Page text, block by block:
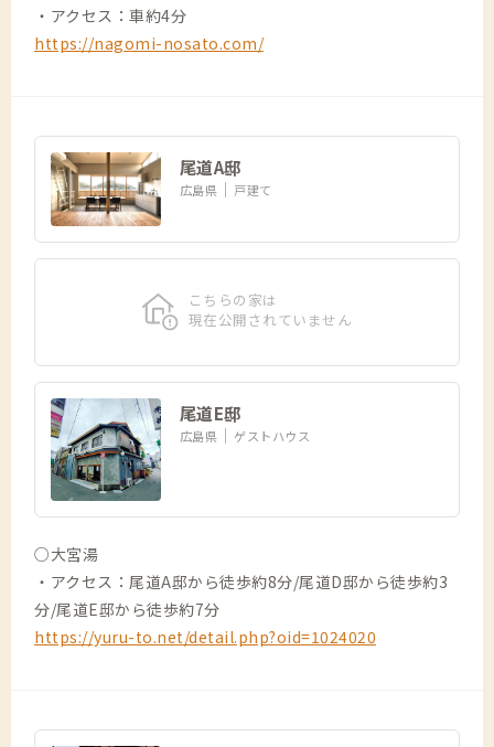
・アクセス：車約4分
https://nagomi-nosato.com/
尾道A邸
広島県 戸建て
こちらの家は
現在公開されていません
尾道E邸
広島県 ゲストハウス
○大宮湯
・アクセス：尾道A邸から徒歩約8分/尾道D邸から徒歩約3
分/尾道E邸から徒歩約7分
https://yuru-to.net/detail.php?oid=1024020